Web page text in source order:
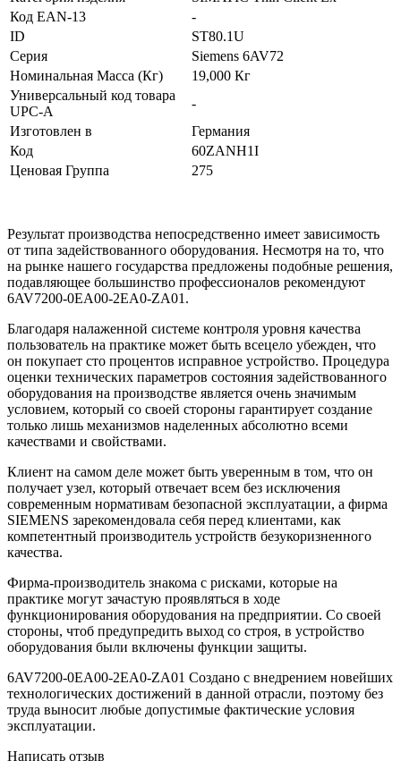
Код EAN-13
-
ID
ST80.1U
Серия
Siemens 6AV72
Номинальная Масса (Кг)
19,000 Кг
Универсальный код товара
UPC-A
-
Изготовлен в
Германия
Код
60ZANH1I
Ценовая Группа
275
Результат производства непосредственно имеет зависимость
от типа задействованного оборудования. Несмотря на то, что
на рынке нашего государства предложены подобные решения,
подавляющее большинство профессионалов рекомендуют
6AV7200-0EA00-2EA0-ZA01.
Благодаря налаженной системе контроля уровня качества
пользователь на практике может быть всецело убежден, что
он покупает сто процентов исправное устройство. Процедура
оценки технических параметров состояния задействованного
оборудования на производстве является очень значимым
условием, который со своей стороны гарантирует создание
только лишь механизмов наделенных абсолютно всеми
качествами и свойствами.
Клиент на самом деле может быть уверенным в том, что он
получает узел, который отвечает всем без исключения
современным нормативам безопасной эксплуатации, а фирма
SIEMENS зарекомендовала себя перед клиентами, как
компетентный производитель устройств безукоризненного
качества.
Фирма-производитель знакома с рисками, которые на
практике могут зачастую проявляться в ходе
функционирования оборудования на предприятии. Со своей
стороны, чтоб предупредить выход со строя, в устройство
оборудования были включены функции защиты.
6AV7200-0EA00-2EA0-ZA01 Создано с внедрением новейших
технологических достижений в данной отрасли, поэтому без
труда выносит любые допустимые фактические условия
эксплуатации.
Написать отзыв